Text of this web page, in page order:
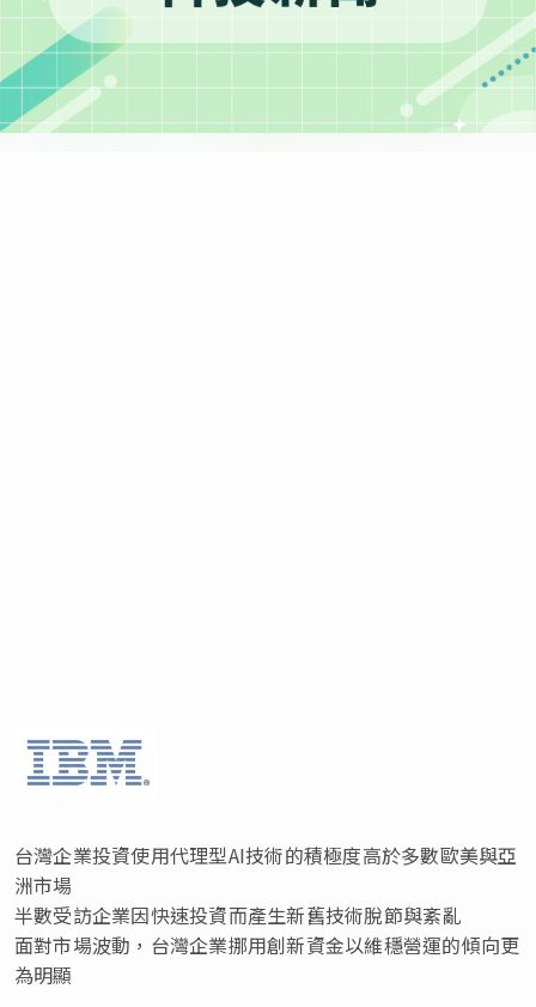
台灣企業投資使用代理型AI技術的積極度高於多數歐美與亞
洲市場
半數受訪企業因快速投資而產生新舊技術脫節與紊亂
面對市場波動，台灣企業挪用創新資金以維穩營運的傾向更
為明顯